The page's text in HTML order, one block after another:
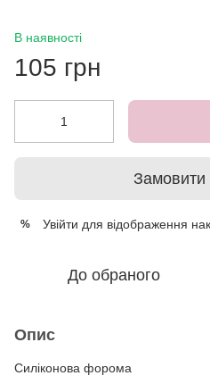
В наявності
105 грн
% Увійти для відображення
До обраного
Опис
Силіконова форома